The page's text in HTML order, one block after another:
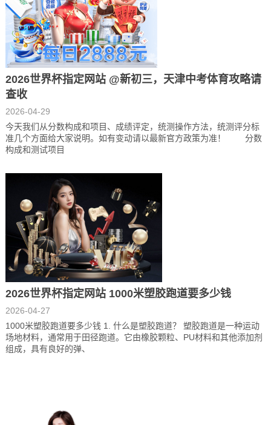
2026世界杯指定网站 @新初三，天津中考体育攻略请
查收
2026-04-29
今天我们从分数构成和项目、成绩评定，统测操作方法，统测评分标
准几个方面给大家说明。如有变动请以最新官方政策为准！ 分数
构成和测试项目
2026世界杯指定网站 1000米塑胶跑道要多少钱
2026-04-27
1000米塑胶跑道要多少钱 1. 什么是塑胶跑道？ 塑胶跑道是一种运动
场地材料，通常用于田径跑道。它由橡胶颗粒、PU材料和其他添加剂
组成，具有良好的弹、